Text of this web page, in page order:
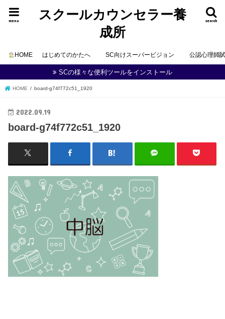
スクールカウンセラー養
成所
search
menu
HOME はじめてのかたへ SC向けスーパービジョン 公認心理師
SCの様々な便利ツールをインストール
HOME board-g74f772c51_1920
2022.09.19
board-g74f772c51_1920